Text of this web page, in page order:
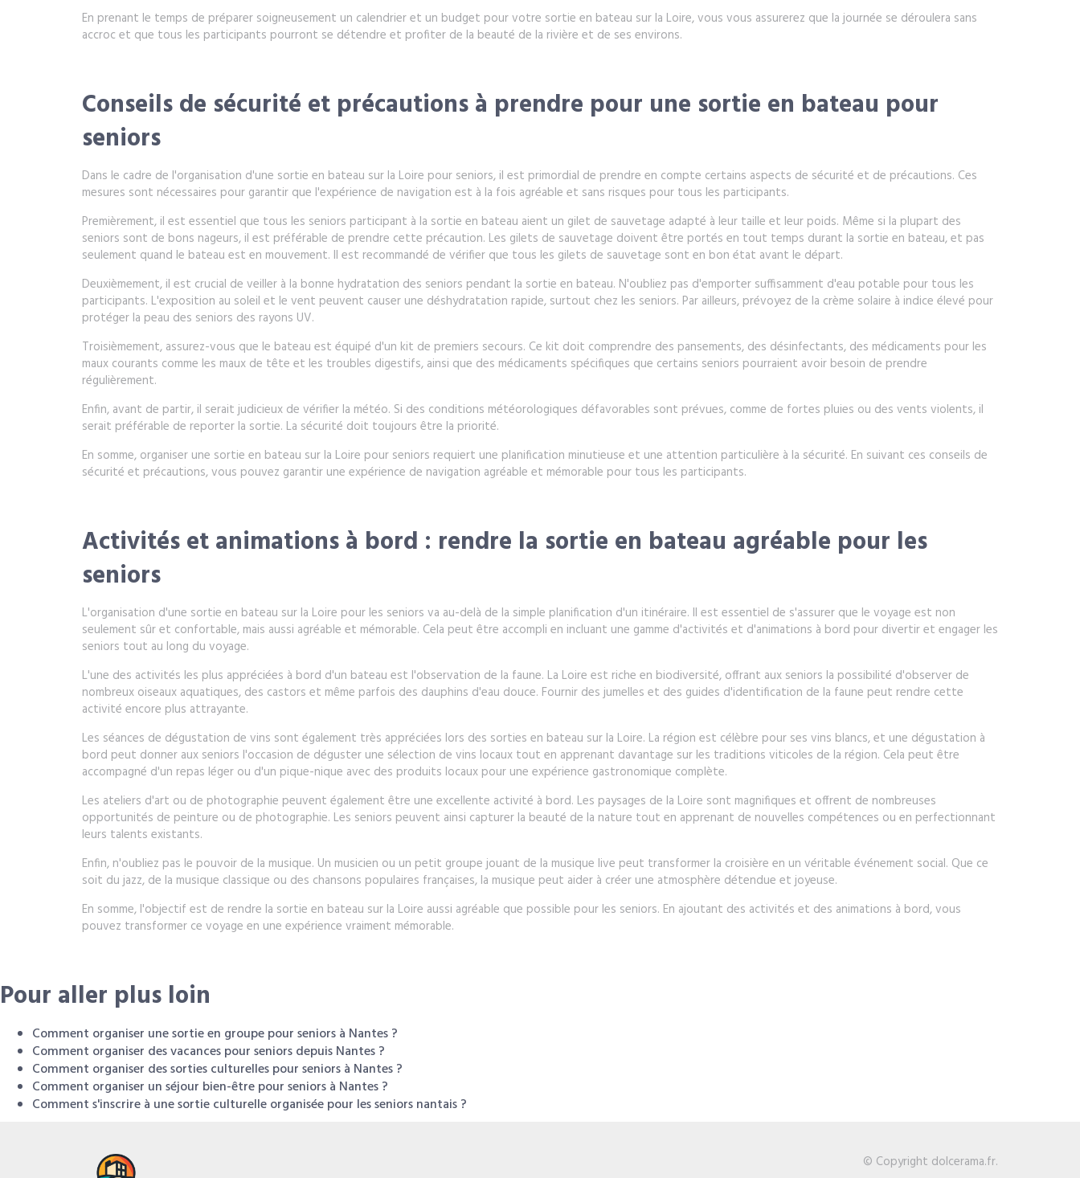
En prenant le temps de préparer soigneusement un calendrier et un budget pour votre sortie en bateau sur la Loire, vous vous assurerez que la journée se déroulera sans
accroc et que tous les participants pourront se détendre et profiter de la beauté de la rivière et de ses environs.
Conseils de sécurité et précautions à prendre pour une sortie en bateau pour
seniors
Dans le cadre de l'organisation d'une sortie en bateau sur la Loire pour seniors, il est primordial de prendre en compte certains aspects de sécurité et de précautions. Ces
mesures sont nécessaires pour garantir que l'expérience de navigation est à la fois agréable et sans risques pour tous les participants.
Premièrement, il est essentiel que tous les seniors participant à la sortie en bateau aient un gilet de sauvetage adapté à leur taille et leur poids. Même si la plupart des
seniors sont de bons nageurs, il est préférable de prendre cette précaution. Les gilets de sauvetage doivent être portés en tout temps durant la sortie en bateau, et pas
seulement quand le bateau est en mouvement. Il est recommandé de vérifier que tous les gilets de sauvetage sont en bon état avant le départ.
Deuxièmement, il est crucial de veiller à la bonne hydratation des seniors pendant la sortie en bateau. N'oubliez pas d'emporter suffisamment d'eau potable pour tous les
participants. L'exposition au soleil et le vent peuvent causer une déshydratation rapide, surtout chez les seniors. Par ailleurs, prévoyez de la crème solaire à indice élevé pour
protéger la peau des seniors des rayons UV.
Troisièmement, assurez-vous que le bateau est équipé d'un kit de premiers secours. Ce kit doit comprendre des pansements, des désinfectants, des médicaments pour les
maux courants comme les maux de tête et les troubles digestifs, ainsi que des médicaments spécifiques que certains seniors pourraient avoir besoin de prendre
régulièrement.
Enfin, avant de partir, il serait judicieux de vérifier la météo. Si des conditions météorologiques défavorables sont prévues, comme de fortes pluies ou des vents violents, il
serait préférable de reporter la sortie. La sécurité doit toujours être la priorité.
En somme, organiser une sortie en bateau sur la Loire pour seniors requiert une planification minutieuse et une attention particulière à la sécurité. En suivant ces conseils de
sécurité et précautions, vous pouvez garantir une expérience de navigation agréable et mémorable pour tous les participants.
Activités et animations à bord : rendre la sortie en bateau agréable pour les
seniors
L'organisation d'une sortie en bateau sur la Loire pour les seniors va au-delà de la simple planification d'un itinéraire. Il est essentiel de s'assurer que le voyage est non
seulement sûr et confortable, mais aussi agréable et mémorable. Cela peut être accompli en incluant une gamme d'activités et d'animations à bord pour divertir et engager les
seniors tout au long du voyage.
L'une des activités les plus appréciées à bord d'un bateau est l'observation de la faune. La Loire est riche en biodiversité, offrant aux seniors la possibilité d'observer de
nombreux oiseaux aquatiques, des castors et même parfois des dauphins d'eau douce. Fournir des jumelles et des guides d'identification de la faune peut rendre cette
activité encore plus attrayante.
Les séances de dégustation de vins sont également très appréciées lors des sorties en bateau sur la Loire. La région est célèbre pour ses vins blancs, et une dégustation à
bord peut donner aux seniors l'occasion de déguster une sélection de vins locaux tout en apprenant davantage sur les traditions viticoles de la région. Cela peut être
accompagné d'un repas léger ou d'un pique-nique avec des produits locaux pour une expérience gastronomique complète.
Les ateliers d'art ou de photographie peuvent également être une excellente activité à bord. Les paysages de la Loire sont magnifiques et offrent de nombreuses
opportunités de peinture ou de photographie. Les seniors peuvent ainsi capturer la beauté de la nature tout en apprenant de nouvelles compétences ou en perfectionnant
leurs talents existants.
Enfin, n'oubliez pas le pouvoir de la musique. Un musicien ou un petit groupe jouant de la musique live peut transformer la croisière en un véritable événement social. Que ce
soit du jazz, de la musique classique ou des chansons populaires françaises, la musique peut aider à créer une atmosphère détendue et joyeuse.
En somme, l'objectif est de rendre la sortie en bateau sur la Loire aussi agréable que possible pour les seniors. En ajoutant des activités et des animations à bord, vous
pouvez transformer ce voyage en une expérience vraiment mémorable.
Pour aller plus loin
Comment organiser une sortie en groupe pour seniors à Nantes ?
Comment organiser des vacances pour seniors depuis Nantes ?
Comment organiser des sorties culturelles pour seniors à Nantes ?
Comment organiser un séjour bien-être pour seniors à Nantes ?
Comment s'inscrire à une sortie culturelle organisée pour les seniors nantais ?
© Copyright dolcerama.fr.